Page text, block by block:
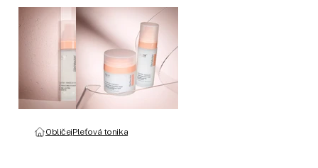
ObličejPleťová tonika